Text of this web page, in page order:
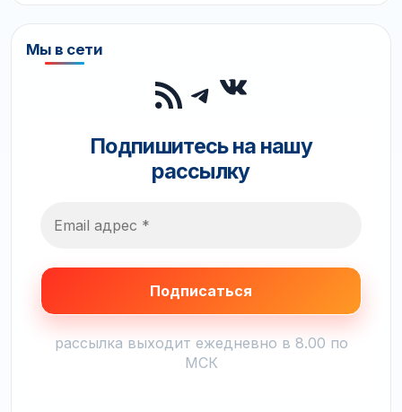
Мы в сети
RSS-лента
Telegram
ВКонтакте
Подпишитесь на нашу
рассылку
рассылка выходит ежедневно в 8.00 по
МСК